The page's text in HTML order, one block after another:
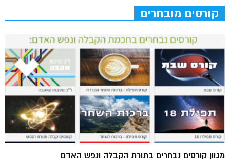
קורסים מובחרים
מגוון קורסים נבחרים בתורת הקבלה ונפש האדם